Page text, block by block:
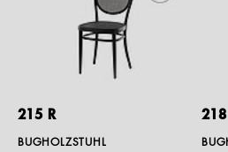
215 R
BUGHOLZSTUHL
218